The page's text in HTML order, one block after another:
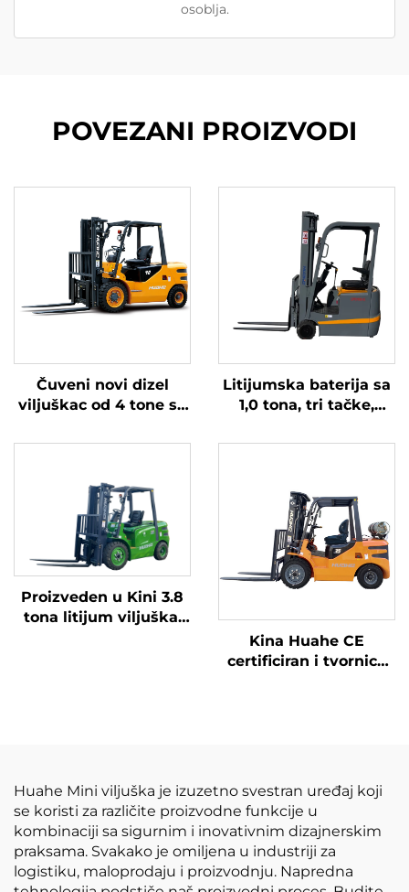
osoblja.
POVEZANI PROIZVODI
Čuveni novi dizel
viljuškac od 4 tone sa
japanskim ISUZU
Litijumska baterija sa
1,0 tona, tri tačke,
litijumska baterija,
Proizveden u Kini 3.8
tona litijum viljuška,
Kina Huahe CE
certificiran i tvornica
Huahe Mini viljuška je izuzetno svestran uređaj koji
se koristi za različite proizvodne funkcije u
kombinaciji sa sigurnim i inovativnim dizajnerskim
praksama. Svakako je omiljena u industriji za
logistiku, maloprodaju i proizvodnju. Napredna